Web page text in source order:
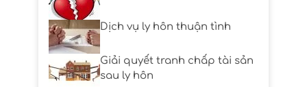
Dịch vụ ly hôn thuận tình
Giải quyết tranh chấp tài sản
sau ly hôn